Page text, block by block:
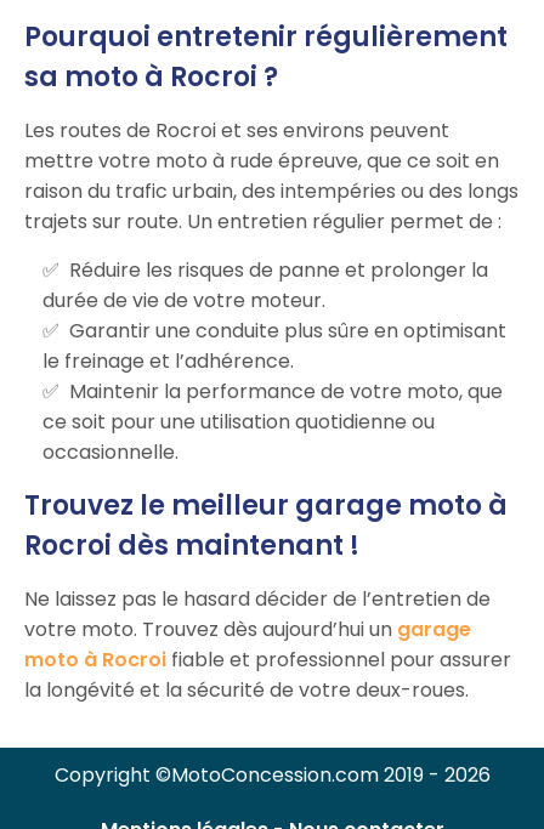
Pourquoi entretenir régulièrement
sa moto à Rocroi ?
Les routes de Rocroi et ses environs peuvent
mettre votre moto à rude épreuve, que ce soit en
raison du trafic urbain, des intempéries ou des longs
trajets sur route. Un entretien régulier permet de :
Réduire les risques de panne et prolonger la
durée de vie de votre moteur.
Garantir une conduite plus sûre en optimisant
le freinage et l’adhérence.
Maintenir la performance de votre moto, que
ce soit pour une utilisation quotidienne ou
occasionnelle.
Trouvez le meilleur garage moto à
Rocroi dès maintenant !
Ne laissez pas le hasard décider de l’entretien de
votre moto. Trouvez dès aujourd’hui un garage
moto à Rocroi fiable et professionnel pour assurer
la longévité et la sécurité de votre deux-roues.
Copyright ©MotoConcession.com 2019 - 2026